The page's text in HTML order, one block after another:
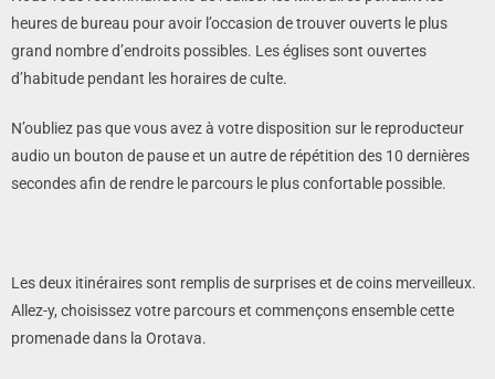
heures de bureau pour avoir l’occasion de trouver ouverts le plus
grand nombre d’endroits possibles. Les églises sont ouvertes
d’habitude pendant les horaires de culte.
N’oubliez pas que vous avez à votre disposition sur le reproducteur
audio un bouton de pause et un autre de répétition des 10 dernières
secondes afin de rendre le parcours le plus confortable possible.
Les deux itinéraires sont remplis de surprises et de coins merveilleux.
Allez-y, choisissez votre parcours et commençons ensemble cette
promenade dans la Orotava.